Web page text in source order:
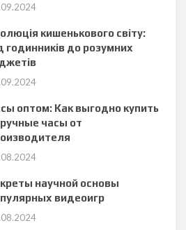
кишенькового світу:
годинників до розумних
оптом: Как выгодно купить
часы от
научной основы
видеоигр